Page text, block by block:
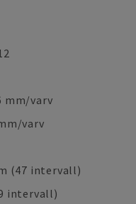
mm/varv
varv
(47 intervall)
intervall)